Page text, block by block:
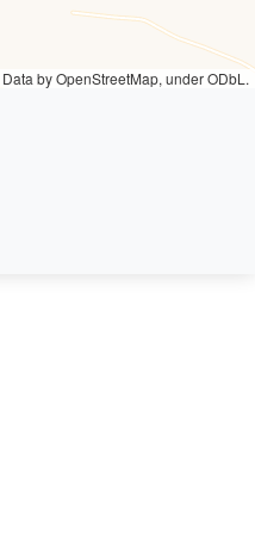
by OpenStreetMap, under ODbL.